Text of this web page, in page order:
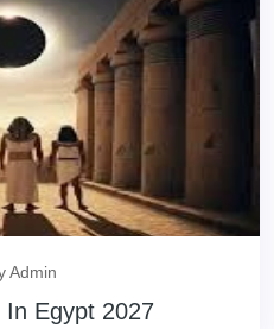
Admin
In Egypt 2027